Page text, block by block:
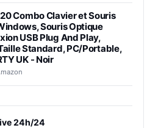
Combo Clavier et Souris
Souris Optique
USB Plug And Play,
Standard, PC/Portable,
UK - Noir
direct 3 vitesses (33-45-78
ampli intégré et port USB
24h/24